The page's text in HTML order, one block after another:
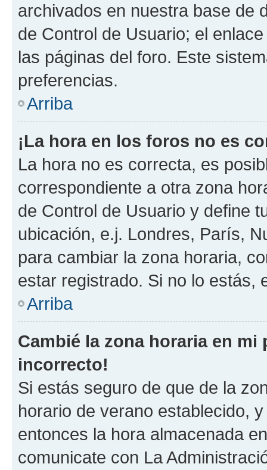
archivados en nuestra base de
de Control de Usuario; el
las páginas del foro. Este
preferencias.
Arriba
¡La hora en los foros no es
La hora no es correcta, es
correspondiente a otra zona
de Control de Usuario y define
ubicación, e.j. Londres, París,
para cambiar la zona horaria,
estar registrado. Si no lo estás,
Arriba
Cambié la zona horaria en
incorrecto!
Si estás seguro de que de la
horario de verano establecido,
entonces la hora almacenada
comunicate con La